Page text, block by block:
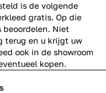
is de volgende
gratis. Op die
beoordelen. Niet
terug en u krijgt uw
ook in de showroom
kopen.